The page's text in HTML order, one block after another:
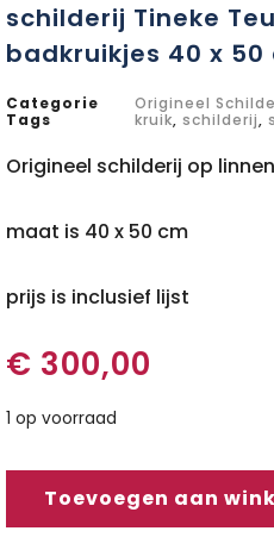
schilderij Tineke
badkruikjes 40 x 50
Categorie
Origineel
Tags
kruik, schilderij,
Origineel schilderij op linnen
maat is 40 x 50 cm
prijs is inclusief lijst
€ 300,00
1 op voorraad
Toevoegen aan